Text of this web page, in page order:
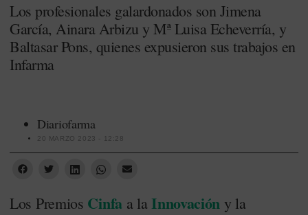
Los profesionales galardonados son Jimena
García, Ainara Arbizu y Mª Luisa Echeverría, y
Baltasar Pons, quienes expusieron sus trabajos en
Infarma
Diariofarma
20 MARZO 2023 - 12:28
Los Premios Cinfaa laInnovación y la